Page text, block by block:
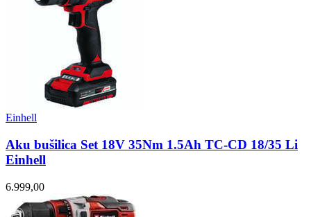
Einhell
Aku bušilica Set 18V 35Nm 1.5Ah TC-CD 18/35 Li
Einhell
6.999,00